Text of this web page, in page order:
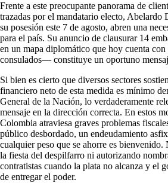
Frente a este preocupante panorama de
trazadas por el mandatario electo, Abelardo
su posesión este 7 de agosto, abren una
para el país. Su anuncio de clausurar 14
en un mapa diplomático que hoy cuenta con
consulados— constituye un oportuno
Si bien es cierto que diversos sectores
financiero neto de esta medida es mínimo
General de la Nación, lo verdaderamente
mensaje en la dirección correcta. En estos
Colombia atraviesa graves problemas
público desbordado, un endeudamiento
cualquier peso que se ahorre es bienvenido.
la fiesta del despilfarro ni autorizando
contratistas cuando la plata no alcanza y el
de entregar el poder.